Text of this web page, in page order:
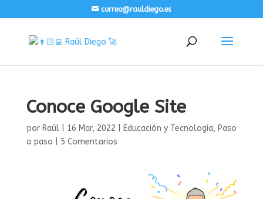
correo@rauldiego.es
Conoce Google Site
por Raúl| 16 Mar, 2022 Educación y Tecnología, Paso
a paso
5 Comentarios